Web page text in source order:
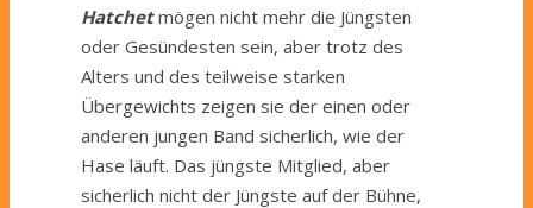
Hatchetmögen nicht mehr die Jüngsten
oder Gesündesten sein, aber trotz des
Alters und des teilweise starken
Übergewichts zeigen sie der einen oder
anderen jungen Band sicherlich, wie der
Hase läuft. Das jüngste Mitglied, aber
sicherlich nicht der Jüngste auf der Bühne,